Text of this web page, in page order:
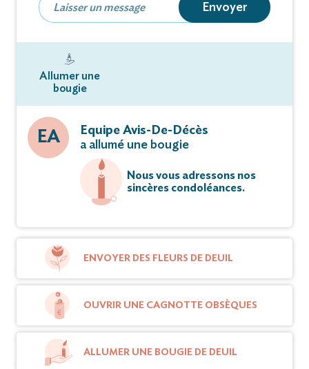
Envoyer
Allumer une
bougie
EA
Equipe Avis-De-Décès
a allumé une bougie
Nous vous adressons nos
sincères condoléances.
ENVOYER DES FLEURS DE DEUIL
OUVRIR UNE CAGNOTTE OBSÈQUES
ALLUMER UNE BOUGIE DE DEUIL